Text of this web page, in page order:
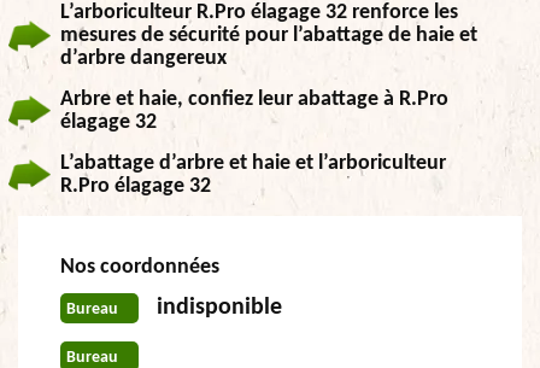
L’arboriculteur R.Pro élagage 32 renforce les
mesures de sécurité pour l’abattage de haie et
d’arbre dangereux
Arbre et haie, confiez leur abattage à R.Pro
élagage 32
L’abattage d’arbre et haie et l’arboriculteur
R.Pro élagage 32
Nos coordonnées
Bureau indisponible
Bureau